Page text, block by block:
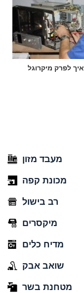
איך לפרק מיקרוגל
מעבד מזון
מכונת קפה
רב בישול
מיקסרים
מדיח כלים
שואב אבק
מטחנת בשר